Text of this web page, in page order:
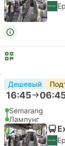
Дешевый
16:45
Semarang
Лампунг